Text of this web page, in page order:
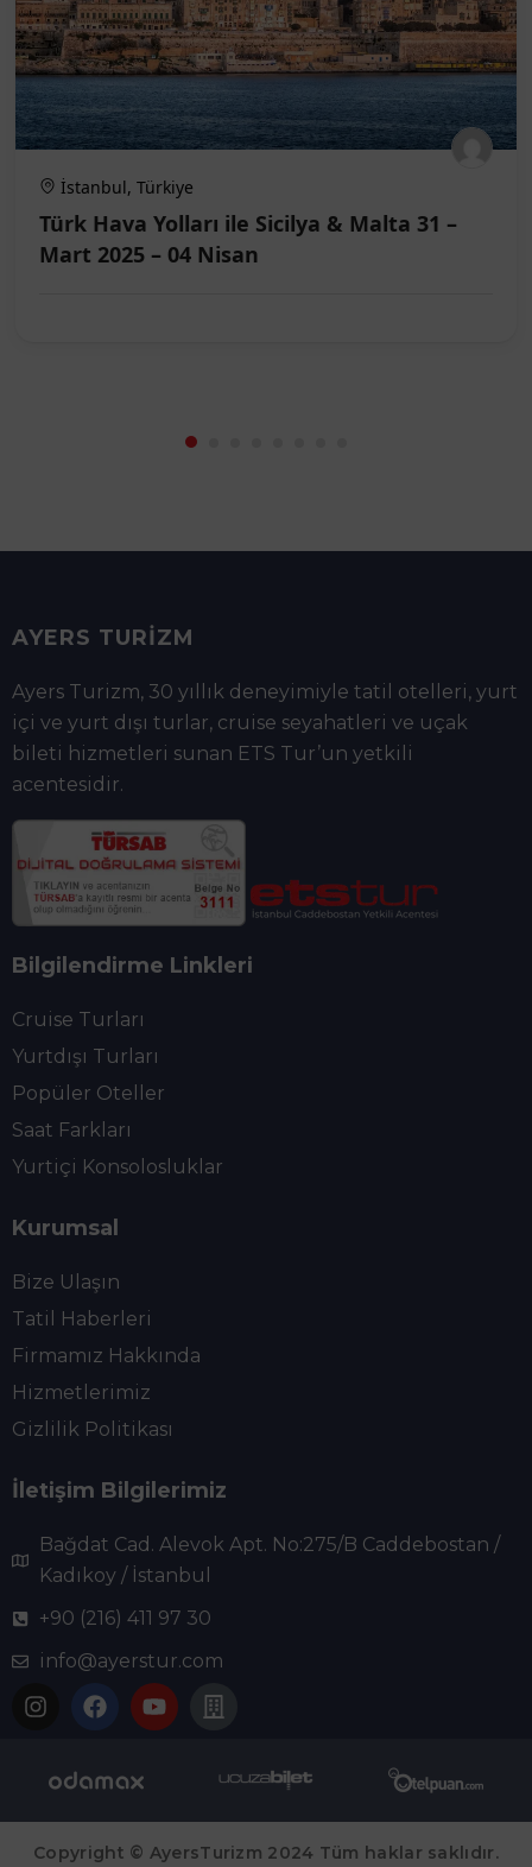
İstanbul, Türkiye
Türk Hava Yolları ile Sicilya & Malta 31 –
Mart 2025 – 04 Nisan
AYERS TURİZM
Ayers Turizm, 30 yıllık deneyimiyle tatil otelleri, yurt
içi ve yurt dışı turlar, cruise seyahatleri ve uçak
bileti hizmetleri sunan ETS Tur’un yetkili
acentesidir.
Bilgilendirme Linkleri
Cruise Turları
Yurtdışı Turları
Popüler Oteller
Saat Farkları
Yurtiçi Konsolosluklar
Kurumsal
Bize Ulaşın
Tatil Haberleri
Firmamız Hakkında
Hizmetlerimiz
Gizlilik Politikası
İletişim Bilgilerimiz
Bağdat Cad. Alevok Apt. No:275/B Caddebostan /
Kadıkoy / İstanbul
+90 (216) 411 97 30
info@ayerstur.com
Copyright © AyersTurizm 2024 Tüm haklar saklıdır.